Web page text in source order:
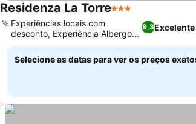
Residenza La Torre3 Estrelas
9,3Excelente
Experiências locais com
desconto, Experiência Albergo
Diffuso
Selecione as datas para ver os preços